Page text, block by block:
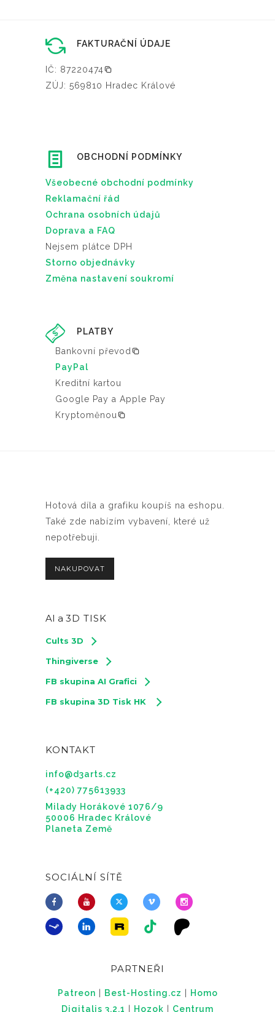
FAKTURAČNÍ ÚDAJE
IČ: 87220474
ZÚJ: 569810 Hradec Králové
OBCHODNÍ PODMÍNKY
Všeobecné obchodní podmínky
Reklamační řád
Ochrana osobních údajů
Doprava a FAQ
Nejsem plátce DPH
Storno objednávky
Změna nastavení soukromí
PLATBY
Bankovní převod
PayPal
Kreditní kartou
Google Pay a Apple Pay
Kryptoměnou
Hotová díla a grafiku koupíš na eshopu.
Také zde nabízím vybavení, které už
nepotřebuji.
NAKUPOVAT
AI a 3D TISK
Cults 3D
Thingiverse
FB skupina AI Grafici
FB skupina 3D Tisk HK
KONTAKT
info@d3arts.cz
(+420) 775613933
Milady Horákové 1076/9
50006 Hradec Králové
Planeta Země
SOCIÁLNÍ SÍTĚ
PARTNEŘI
Patreon Best-Hosting.cz
Homo
Digitalis 3.2.1
Hozok Centrum